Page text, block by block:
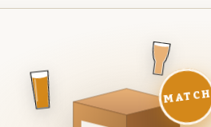
MATCH